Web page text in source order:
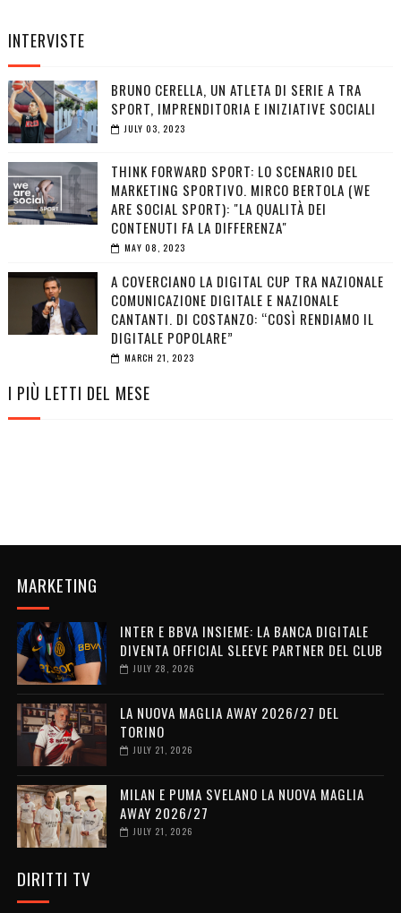
INTERVISTE
BRUNO CERELLA, UN ATLETA DI SERIE A TRA
SPORT, IMPRENDITORIA E INIZIATIVE SOCIALI
JULY 03, 2023
THINK FORWARD SPORT: LO SCENARIO DEL
MARKETING SPORTIVO. MIRCO BERTOLA (WE
ARE SOCIAL SPORT): "LA QUALITÀ DEI
CONTENUTI FA LA DIFFERENZA"
MAY 08, 2023
A COVERCIANO LA DIGITAL CUP TRA NAZIONALE
COMUNICAZIONE DIGITALE E NAZIONALE
CANTANTI. DI COSTANZO: “COSÌ RENDIAMO IL
DIGITALE POPOLARE”
MARCH 21, 2023
I PIÙ LETTI DEL MESE
MARKETING
INTER E BBVA INSIEME: LA BANCA DIGITALE
DIVENTA OFFICIAL SLEEVE PARTNER DEL CLUB
JULY 28, 2026
LA NUOVA MAGLIA AWAY 2026/27 DEL
TORINO
JULY 21, 2026
MILAN E PUMA SVELANO LA NUOVA MAGLIA
AWAY 2026/27
JULY 21, 2026
DIRITTI TV